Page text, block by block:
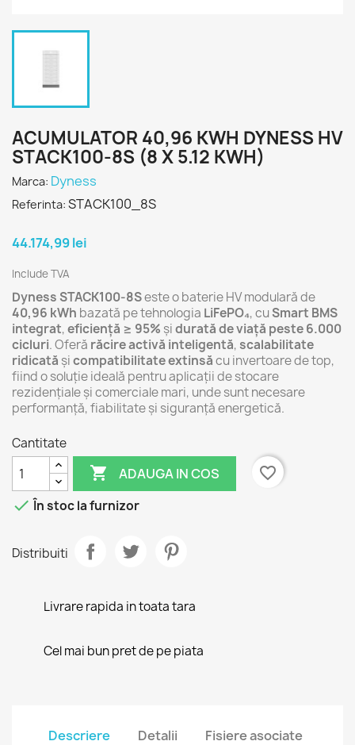
ACUMULATOR 40,96 KWH DYNESS HV
STACK100-8S (8 X 5.12 KWH)
Marca: Dyness
Referinta: STACK100_8S
44.174,99 lei
Include TVA
Dyness STACK100-8Seste o baterie HV modulară de
40,96 kWh bazată pe tehnologia LiFePO₄, cuSmart BMS
integrat,eficiență ≥ 95% șidurată de viață peste 6.000
cicluri. Oferă răcire activă inteligentă,scalabilitate
ridicată șicompatibilitate extinsăcu invertoare de top,
fiind o soluție ideală pentru aplicații de stocare
rezidențiale și comerciale mari, unde sunt necesare
performanță, fiabilitate și siguranță energetică.
Cantitate
 ADAUGA IN COS
favorite_border
 În stoc la furnizor
Distribuiti
Livrare rapida in toata tara
Cel mai bun pret de pe piata
Descriere Detalii Fisiere asociate